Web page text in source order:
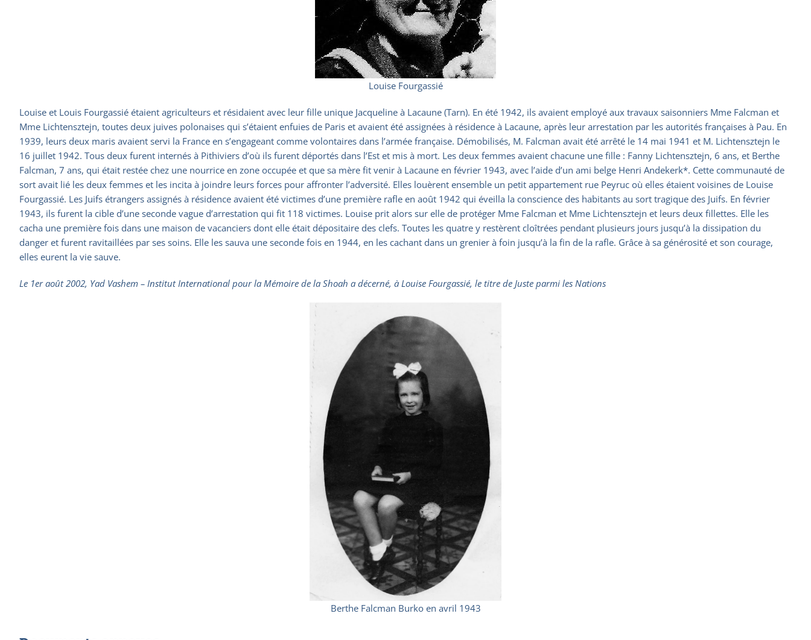
Louise Fourgassié
Louise et Louis Fourgassié étaient agriculteurs et résidaient avec leur fille unique Jacqueline à Lacaune (Tarn). En été 1942, ils avaient employé aux travaux saisonniers Mme Falcman et
Mme Lichtensztejn, toutes deux juives polonaises qui s’étaient enfuies de Paris et avaient été assignées à résidence à Lacaune, après leur arrestation par les autorités françaises à Pau. En
1939, leurs deux maris avaient servi la France en s’engageant comme volontaires dans l’armée française. Démobilisés, M. Falcman avait été arrêté le 14 mai 1941 et M. Lichtensztejn le
16 juillet 1942. Tous deux furent internés à Pithiviers d’où ils furent déportés dans l’Est et mis à mort. Les deux femmes avaient chacune une fille : Fanny Lichtensztejn, 6 ans, et Berthe
Falcman, 7 ans, qui était restée chez une nourrice en zone occupée et que sa mère fit venir à Lacaune en février 1943, avec l’aide d’un ami belge Henri Andekerk*. Cette communauté de
sort avait lié les deux femmes et les incita à joindre leurs forces pour affronter l’adversité. Elles louèrent ensemble un petit appartement rue Peyruc où elles étaient voisines de Louise
Fourgassié. Les Juifs étrangers assignés à résidence avaient été victimes d’une première rafle en août 1942 qui éveilla la conscience des habitants au sort tragique des Juifs. En février
1943, ils furent la cible d’une seconde vague d’arrestation qui fit 118 victimes. Louise prit alors sur elle de protéger Mme Falcman et Mme Lichtensztejn et leurs deux fillettes. Elle les
cacha une première fois dans une maison de vacanciers dont elle était dépositaire des clefs. Toutes les quatre y restèrent cloîtrées pendant plusieurs jours jusqu’à la dissipation du
danger et furent ravitaillées par ses soins. Elle les sauva une seconde fois en 1944, en les cachant dans un grenier à foin jusqu’à la fin de la rafle. Grâce à sa générosité et son courage,
elles eurent la vie sauve.
Le 1er août 2002, Yad Vashem – Institut International pour la Mémoire de la Shoah a décerné, à Louise Fourgassié, le titre de Juste parmi les Nations
Berthe Falcman Burko en avril 1943